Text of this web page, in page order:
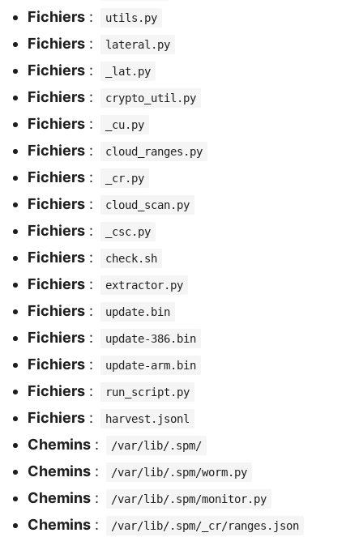
Fichiers : utils.py
Fichiers : lateral.py
Fichiers : _lat.py
Fichiers : crypto_util.py
Fichiers : _cu.py
Fichiers : cloud_ranges.py
Fichiers : _cr.py
Fichiers : cloud_scan.py
Fichiers : _csc.py
Fichiers : check.sh
Fichiers : extractor.py
Fichiers : update.bin
Fichiers : update-386.bin
Fichiers : update-arm.bin
Fichiers : run_script.py
Fichiers : harvest.jsonl
Chemins : /var/lib/.spm/
Chemins : /var/lib/.spm/worm.py
Chemins : /var/lib/.spm/monitor.py
Chemins : /var/lib/.spm/_cr/ranges.json